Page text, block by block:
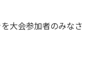
大会参加者のみなさ